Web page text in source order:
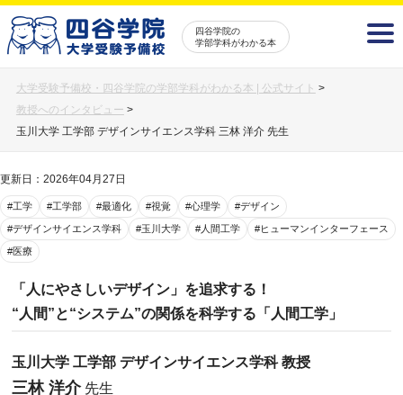
四谷学院の
学部学科がわかる本
大学受験予備校・四谷学院の学部学科がわかる本 | 公式サイト >
教授へのインタビュー >
玉川大学 工学部 デザインサイエンス学科 三林 洋介 先生
更新日：2026年04月27日
#工学 #工学部 #最適化 #視覚 #心理学 #デザイン
#デザインサイエンス学科 #玉川大学 #人間工学 #ヒューマンインターフェース
#医療
「人にやさしいデザイン」を追求する！
“人間”と“システム”の関係を科学する「人間工学」
玉川大学 工学部 デザインサイエンス学科 教授
三林 洋介 先生